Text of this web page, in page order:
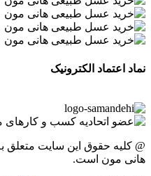
نماد اعتماد الکترونیک
@ کلیه حقوق این سایت
هانی مون است.